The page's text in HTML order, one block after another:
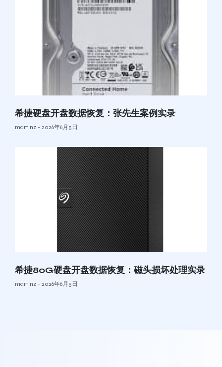
希捷硬盘开盘数据恢复：张先生案例实录
martinz 2026年6月5日
希捷80G硬盘开盘数据恢复：磁头损坏处理实录
martinz 2026年6月5日